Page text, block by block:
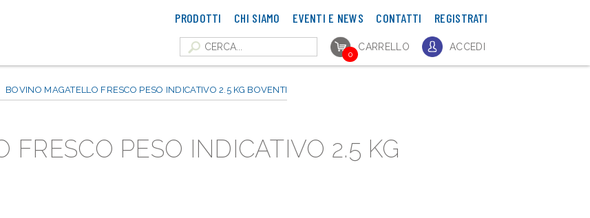
PRODOTTI CHI SIAMO EVENTI E NEWS CONTATTI REGISTRATI
CARRELLO
0
ACCEDI
BOVINO MAGATELLO FRESCO PESO INDICATIVO 2.5 KG BOVENTI
PESO INDICATIVO 2.5 KG